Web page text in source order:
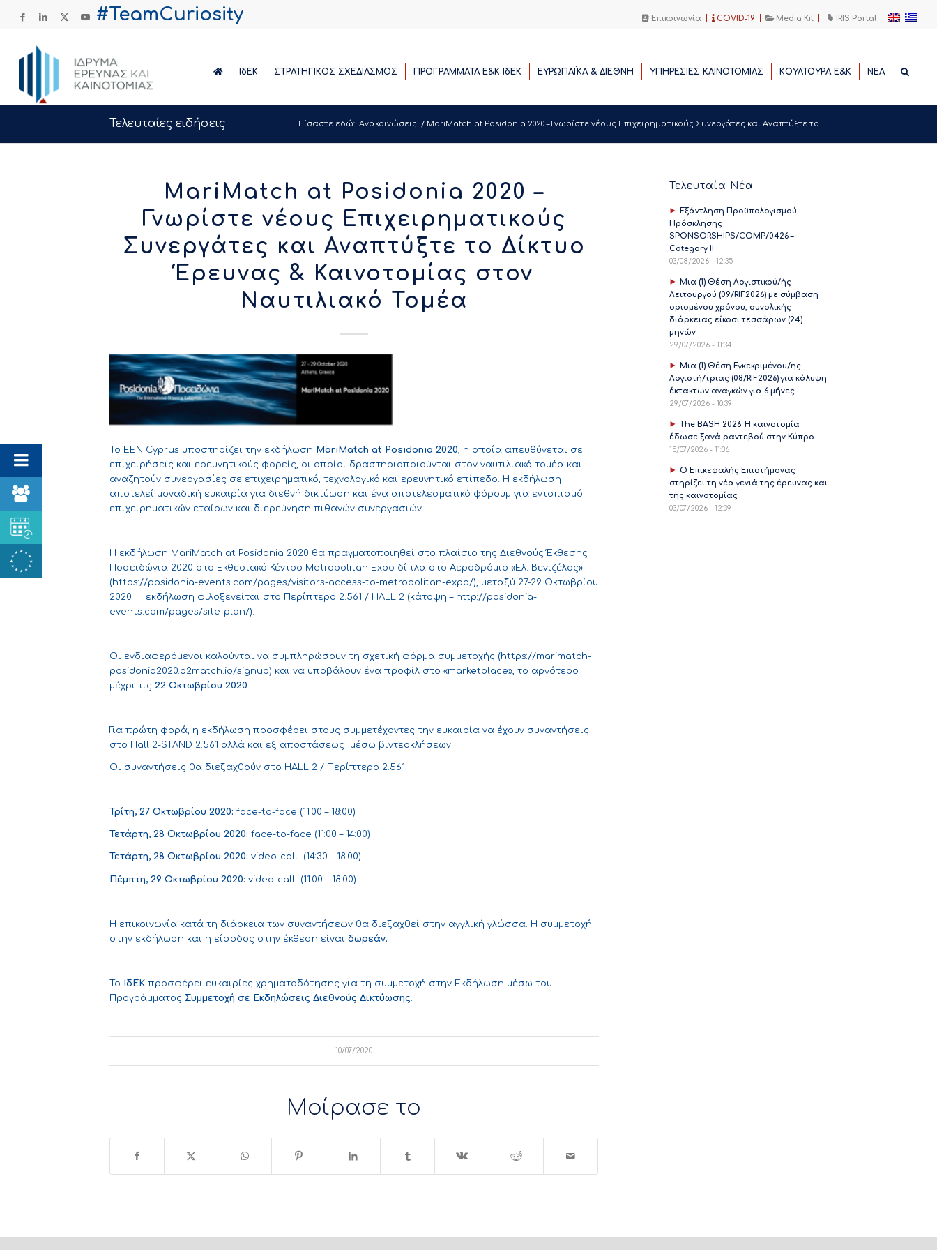
Επικοινωνία COVID-19 Media Kit IRIS Portal
#TeamCuriosity
ΙδΕΚ ΣΤΡΑΤΗΓΙΚΟΣ ΣΧΕΔΙΑΣΜΟΣ ΠΡΟΓΡΑΜΜΑΤΑ E&K ΙδΕΚ ΕΥΡΩΠΑΪΚΑ & ΔΙΕΘΝΗ ΥΠΗΡΕΣΙΕΣ ΚΑΙΝΟΤΟΜΙΑΣ ΚΟΥΛΤΟΥΡΑ Ε&Κ ΝΕΑ
Τελευταίες ειδήσεις Είσαστε εδώ: Ανακοινώσεις / MariMatch at Posidonia 2020 – Γνωρίστε νέους Επιχειρηματικούς Συνεργάτες και Αναπτύξτε το ...
MariMatch at Posidonia 2020 –
Γνωρίστε νέους Επιχειρηματικούς
Συνεργάτες και Αναπτύξτε το Δίκτυο
Έρευνας & Καινοτομίας στον
Ναυτιλιακό Τομέα
Το EEN Cyprus υποστηρίζει την εκδήλωση MariMatch at Posidonia 2020, η οποία απευθύνεται σε
επιχειρήσεις και ερευνητικούς φορείς, οι οποίοι δραστηριοποιούνται στον ναυτιλιακό τομέα και
αναζητούν συνεργασίες σε επιχειρηματικό, τεχνολογικό και ερευνητικό επίπεδο. Η εκδήλωση
αποτελεί μοναδική ευκαιρία για διεθνή δικτύωση και ένα αποτελεσματικό φόρουμ για εντοπισμό
επιχειρηματικών εταίρων και διερεύνηση πιθανών συνεργασιών.
Η εκδήλωση MariMatch at Posidonia 2020 θα πραγματοποιηθεί στο πλαίσιο της Διεθνούς Έκθεσης
Ποσειδώνια 2020 στο Εκθεσιακό Κέντρο Metropolitan Expo δίπλα στο Αεροδρόμιο «Ελ. Βενιζέλος»
(https://posidonia-events.com/pages/visitors-access-to-metropolitan-expo/), μεταξύ 27-29 Οκτωβρίου
2020. Η εκδήλωση φιλοξενείται στο Περίπτερο 2.561 / HALL 2 (κάτοψη – http://posidonia-
events.com/pages/site-plan/).
Οι ενδιαφερόμενοι καλούνται να συμπληρώσουν τη σχετική φόρμα συμμετοχής (https://marimatch-
posidonia2020.b2match.io/signup) και να υποβάλουν ένα προφίλ στο «marketplace», το αργότερο
μέχρι τις 22 Οκτωβρίου 2020.
Για πρώτη φορά, η εκδήλωση προσφέρει στους συμμετέχοντες την ευκαιρία να έχουν συναντήσεις
στο Hall 2-STAND 2.561 αλλά και εξ αποστάσεως μέσω βιντεοκλήσεων.
Οι συναντήσεις θα διεξαχθούν στο HALL 2 / Περίπτερο 2.561
Τρίτη, 27 Οκτωβρίου 2020: face-to-face (11:00 – 18:00)
Τετάρτη, 28 Οκτωβρίου 2020: face-to-face (11:00 – 14:00)
Τετάρτη, 28 Οκτωβρίου 2020: video-call (14:30 – 18:00)
Πέμπτη, 29 Οκτωβρίου 2020: video-call (11:00 – 18:00)
Η επικοινωνία κατά τη διάρκεια των συναντήσεων θα διεξαχθεί στην αγγλική γλώσσα. Η συμμετοχή
στην εκδήλωση και η είσοδος στην έκθεση είναι δωρεάν.
Το ΙδΕΚ προσφέρει ευκαιρίες χρηματοδότησης για τη συμμετοχή στην Εκδήλωση μέσω του
Προγράμματος Συμμετοχή σε Εκδηλώσεις Διεθνούς Δικτύωσης
10/07/2020
Μοίρασε το
Τελευταία Νέα
Εξάντληση Προϋπολογισμού
Πρόσκλησης
SPONSORSHIPS/COMP/0426 –
Category II
03/08/2026 - 12:35
Μια (1) Θέση Λογιστικού/ής
Λειτουργού (09/RIF2026) με σύμβαση
ορισμένου χρόνου, συνολικής
διάρκειας είκοσι τεσσάρων (24)
μηνών
29/07/2026 - 11:34
Μια (1) Θέση Εγκεκριμένου/ης
Λογιστή/τριας (08/RIF2026) για κάλυψη
έκτακτων αναγκών για 6 μήνες
29/07/2026 - 10:39
The BASH 2026: Η καινοτομία
έδωσε ξανά ραντεβού στην Κύπρο
15/07/2026 - 11:36
Ο Επικεφαλής Επιστήμονας
στηρίζει τη νέα γενιά της έρευνας και
της καινοτομίας
03/07/2026 - 12:39